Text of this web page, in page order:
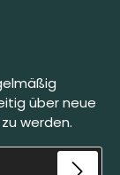
Klinge
ist dieüber neue
werden.